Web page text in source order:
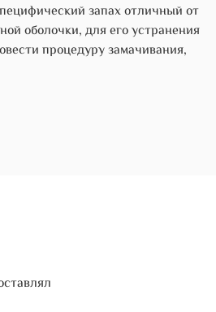
запах отличный от
оболочки, для его устранения
процедуру замачивания,